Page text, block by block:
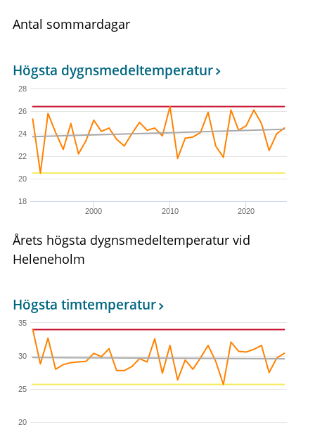
Antal sommardagar
2000 2010 2020
18
20
22
24
26
28
Högsta dygnsmedeltemperatur
Årets högsta dygnsmedeltemperatur vid
Heleneholm
20
25
30
35
Högsta timtemperatur